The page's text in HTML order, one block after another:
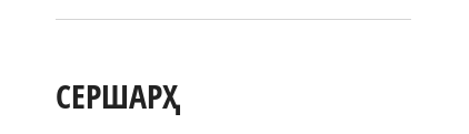
СЕРШАРҲ